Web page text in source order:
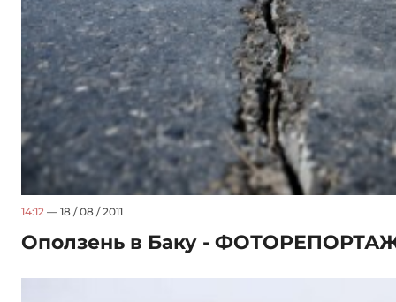
14:12 — 18 / 08 / 2011
Оползень в Баку -